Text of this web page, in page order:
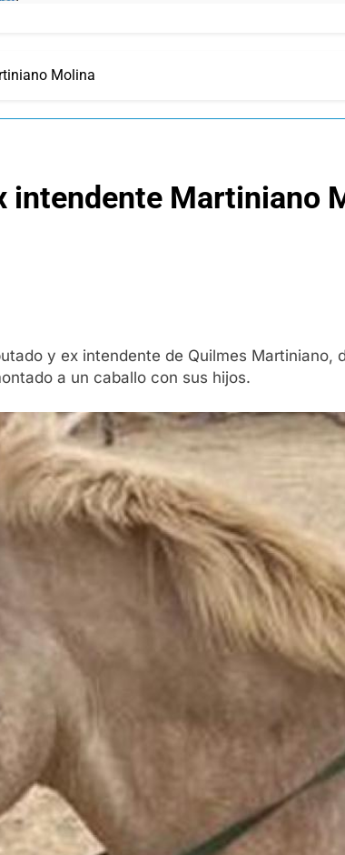
Molina
intendente Martiniano
y ex intendente de Quilmes Martiniano,
a un caballo con sus hijos.